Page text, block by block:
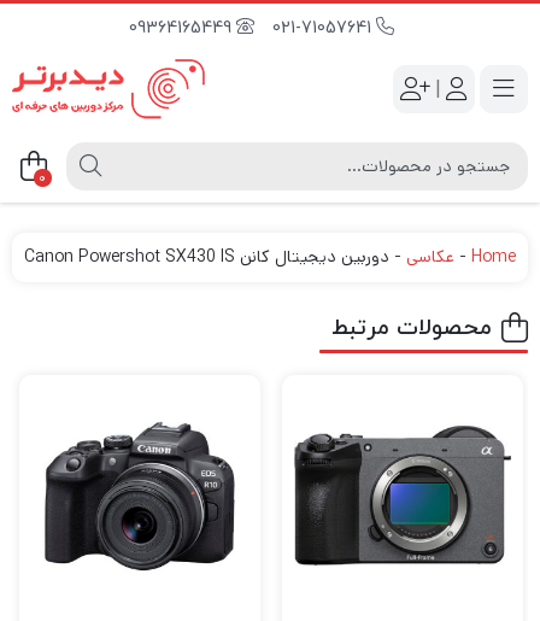
09364165449
|
0
Home
- عکاسی - دوربین دیجیتال کانن Canon Powershot SX430 IS
محصولات مرتبط